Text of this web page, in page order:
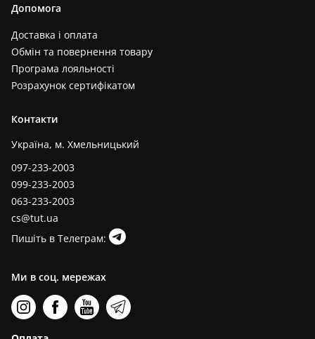
Допомога
Доставка і оплата
Обмін та повернення товару
Програма лояльності
Розрахунок сертифікатом
Контакти
Україна, м. Хмельницький
097-233-2003
099-233-2003
063-233-2003
cs@tut.ua
Пишіть в Телеграм:
Ми в соц. мережах